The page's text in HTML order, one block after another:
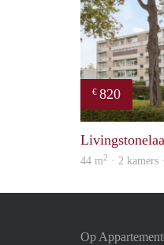
€ 820
44 m2 · 2 kamers
Op